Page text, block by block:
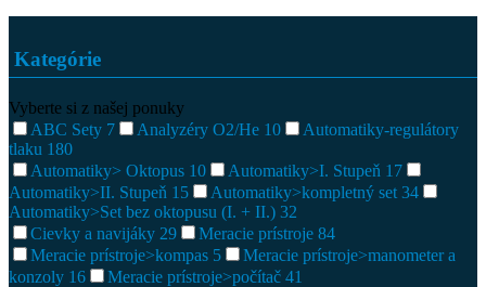
Kategórie
Vyberte si z našej ponuky
ABC Sety 7 Analyzéry O2/He 10
Automatiky-regulátory
tlaku 180
Automatiky> Oktopus 10 Automatiky>I. Stupeň 17
Automatiky>II. Stupeň 15 Automatiky>kompletný set 34
Automatiky>Set bez oktopusu (I. + II.) 32
Cievky a navijáky 29 Meracie prístroje 84
Meracie prístroje>kompas 5
Meracie prístroje>manometer a
konzoly 16 Meracie prístroje>počítač 41